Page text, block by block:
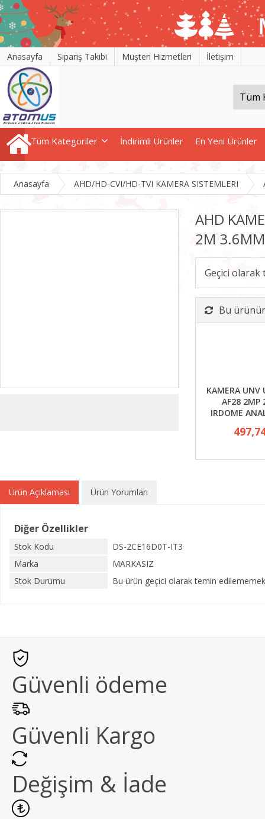
Anasayfa Sipariş Takibi Müşteri Hizmetleri İletişim
Tüm Kategoriler İndirimli Ürünler En Yeni Ürünler
Anasayfa AHD/HD-CVI/HD-TVI KAMERA SISTEMLERI
AHD
2M
Geçici
Bu
KAMERA UNV
AF28 2MP
IRDOME
Ürün Açıklaması Ürün Yorumları
Diğer Özellikler
Stok Kodu
DS-2CE16D0T-IT3
Marka
MARKASIZ
Stok Durumu
Bu ürün geçici olarak temin
Güvenli ödeme
Güvenli Kargo
Değişim & İade